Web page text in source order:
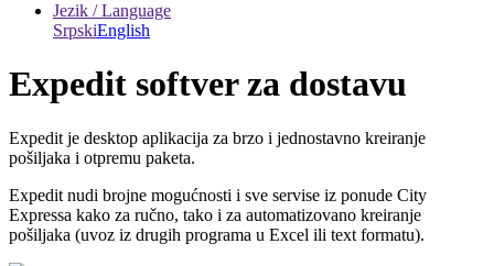
Jezik / Language
SrpskiEnglish
Expedit softver za dostavu
Expedit je desktop aplikacija za brzo i jednostavno kreiranje
pošiljaka i otpremu paketa.
Expedit nudi brojne mogućnosti i sve servise iz ponude City
Expressa kako za ručno, tako i za automatizovano kreiranje
pošiljaka (uvoz iz drugih programa u Excel ili text formatu).